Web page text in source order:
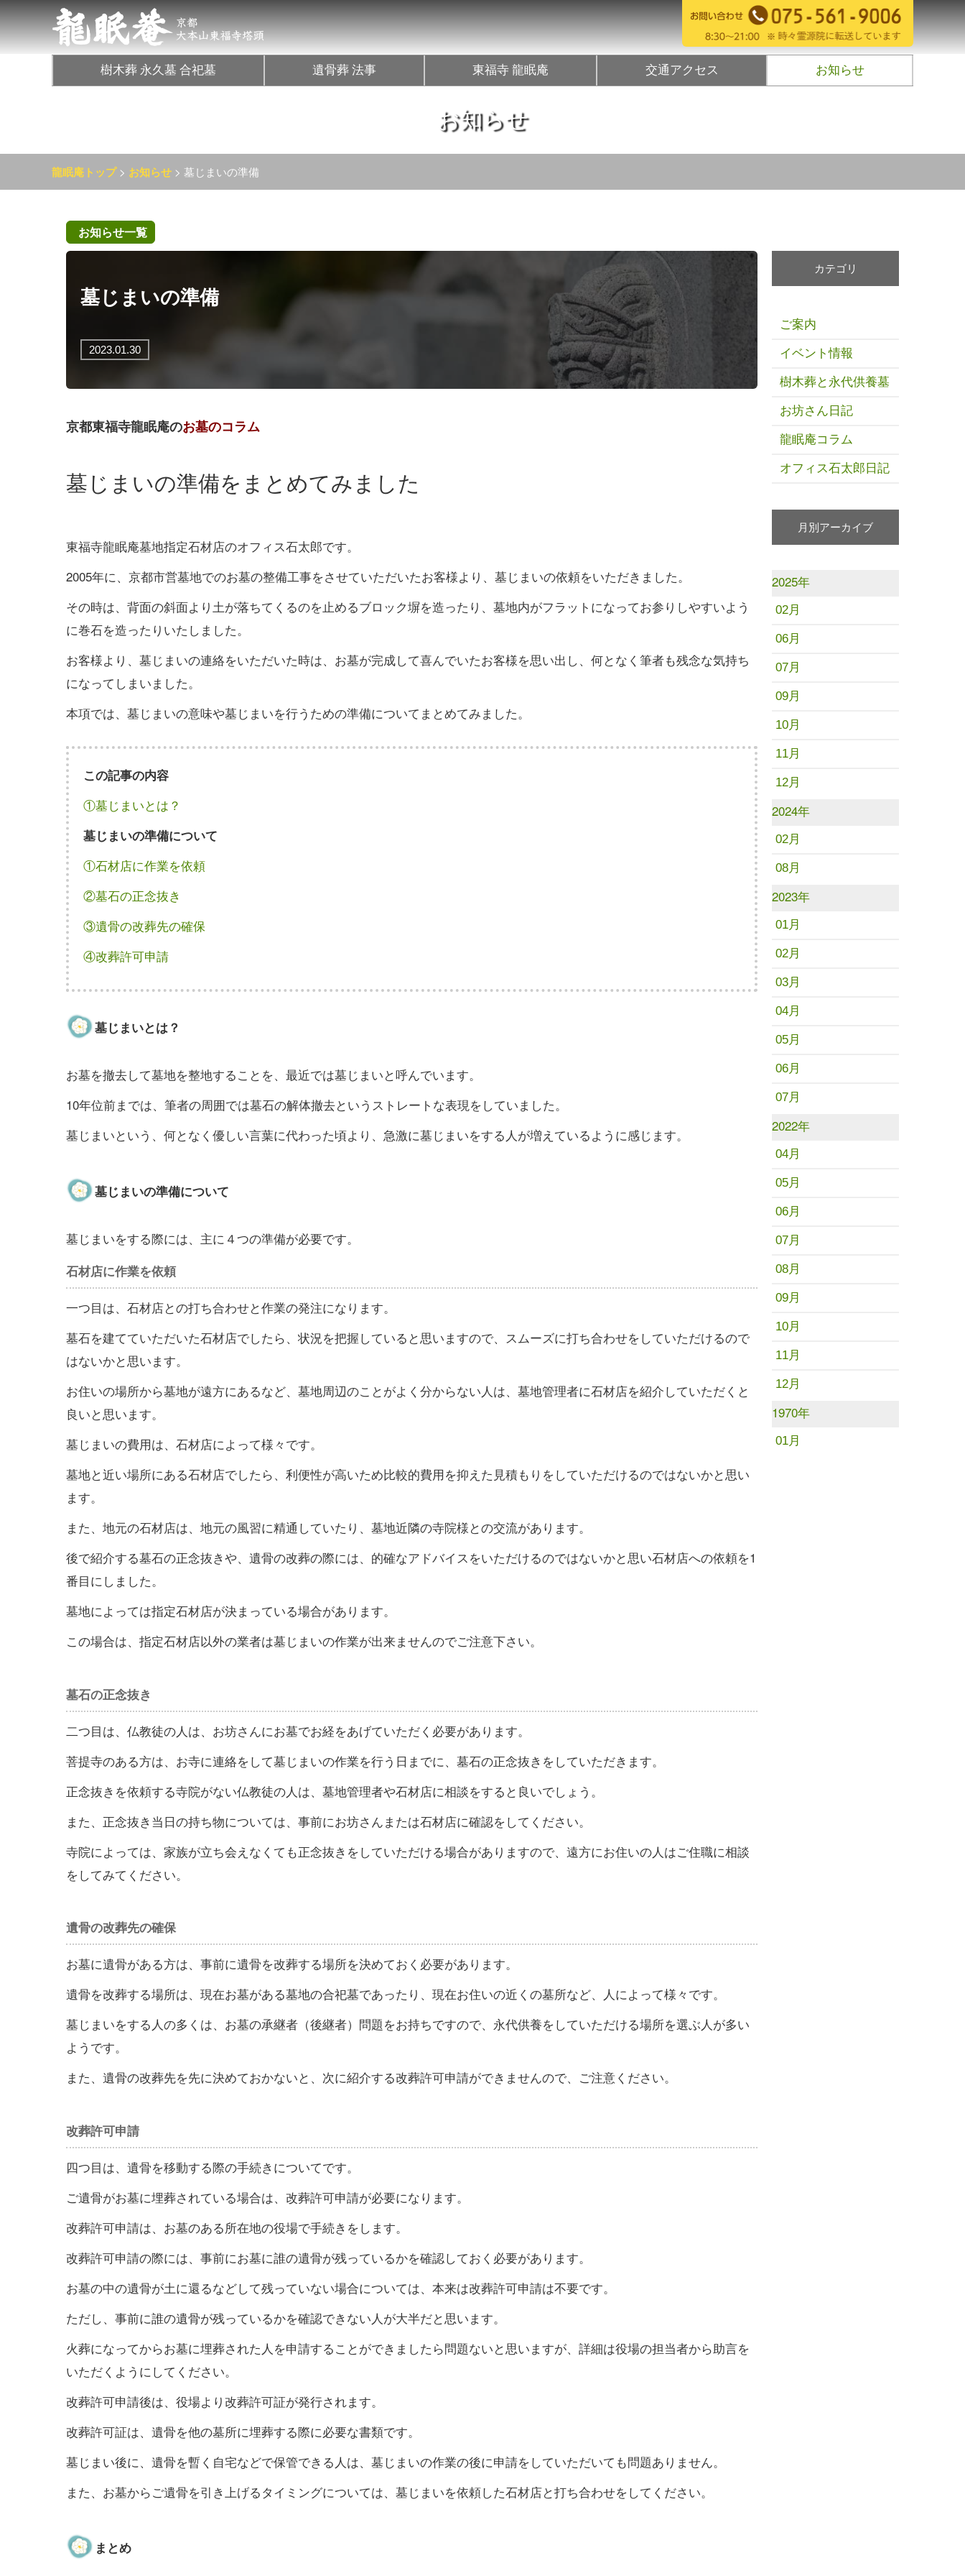
樹木葬 永久墓 合祀墓 遺骨葬 法事 東福寺 龍眠庵 交通アクセス お知らせ
お知らせ
龍眠庵トップ> お知らせ > 墓じまいの準備
お知らせ一覧
墓じまいの準備
2023.01.30
京都東福寺龍眠庵のお墓のコラム
墓じまいの準備をまとめてみました
東福寺龍眠庵墓地指定石材店のオフィス石太郎です。
2005年に、京都市営墓地でのお墓の整備工事をさせていただいたお客様より、墓じまいの依頼をいただきました。
その時は、背面の斜面より土が落ちてくるのを止めるブロック塀を造ったり、墓地内がフラットになってお参りしやすいよう
に巻石を造ったりいたしました。
お客様より、墓じまいの連絡をいただいた時は、お墓が完成して喜んでいたお客様を思い出し、何となく筆者も残念な気持ち
になってしまいました。
本項では、墓じまいの意味や墓じまいを行うための準備についてまとめてみました。
この記事の内容
①墓じまいとは？
墓じまいの準備について
①石材店に作業を依頼
②墓石の正念抜き
③遺骨の改葬先の確保
④改葬許可申請
墓じまいとは？
お墓を撤去して墓地を整地することを、最近では墓じまいと呼んでいます。
10年位前までは、筆者の周囲では墓石の解体撤去というストレートな表現をしていました。
墓じまいという、何となく優しい言葉に代わった頃より、急激に墓じまいをする人が増えているように感じます。
墓じまいの準備について
墓じまいをする際には、主に４つの準備が必要です。
石材店に作業を依頼
一つ目は、石材店との打ち合わせと作業の発注になります。
墓石を建てていただいた石材店でしたら、状況を把握していると思いますので、スムーズに打ち合わせをしていただけるので
はないかと思います。
お住いの場所から墓地が遠方にあるなど、墓地周辺のことがよく分からない人は、墓地管理者に石材店を紹介していただくと
良いと思います。
墓じまいの費用は、石材店によって様々です。
墓地と近い場所にある石材店でしたら、利便性が高いため比較的費用を抑えた見積もりをしていただけるのではないかと思い
ます。
また、地元の石材店は、地元の風習に精通していたり、墓地近隣の寺院様との交流があります。
後で紹介する墓石の正念抜きや、遺骨の改葬の際には、的確なアドバイスをいただけるのではないかと思い石材店への依頼を1
番目にしました。
墓地によっては指定石材店が決まっている場合があります。
この場合は、指定石材店以外の業者は墓じまいの作業が出来ませんのでご注意下さい。
墓石の正念抜き
二つ目は、仏教徒の人は、お坊さんにお墓でお経をあげていただく必要があります。
菩提寺のある方は、お寺に連絡をして墓じまいの作業を行う日までに、墓石の正念抜きをしていただきます。
正念抜きを依頼する寺院がない仏教徒の人は、墓地管理者や石材店に相談をすると良いでしょう。
また、正念抜き当日の持ち物については、事前にお坊さんまたは石材店に確認をしてください。
寺院によっては、家族が立ち会えなくても正念抜きをしていただける場合がありますので、遠方にお住いの人はご住職に相談
をしてみてください。
遺骨の改葬先の確保
お墓に遺骨がある方は、事前に遺骨を改葬する場所を決めておく必要があります。
遺骨を改葬する場所は、現在お墓がある墓地の合祀墓であったり、現在お住いの近くの墓所など、人によって様々です。
墓じまいをする人の多くは、お墓の承継者（後継者）問題をお持ちですので、永代供養をしていただける場所を選ぶ人が多い
ようです。
また、遺骨の改葬先を先に決めておかないと、次に紹介する改葬許可申請ができませんので、ご注意ください。
改葬許可申請
四つ目は、遺骨を移動する際の手続きについてです。
ご遺骨がお墓に埋葬されている場合は、改葬許可申請が必要になります。
改葬許可申請は、お墓のある所在地の役場で手続きをします。
改葬許可申請の際には、事前にお墓に誰の遺骨が残っているかを確認しておく必要があります。
お墓の中の遺骨が土に還るなどして残っていない場合については、本来は改葬許可申請は不要です。
ただし、事前に誰の遺骨が残っているかを確認できない人が大半だと思います。
火葬になってからお墓に埋葬された人を申請することができましたら問題ないと思いますが、詳細は役場の担当者から助言を
いただくようにしてください。
改葬許可申請後は、役場より改葬許可証が発行されます。
改葬許可証は、遺骨を他の墓所に埋葬する際に必要な書類です。
墓じまい後に、遺骨を暫く自宅などで保管できる人は、墓じまいの作業の後に申請をしていただいても問題ありません。
また、お墓からご遺骨を引き上げるタイミングについては、墓じまいを依頼した石材店と打ち合わせをしてください。
まとめ
カテゴリ
ご案内
イベント情報
樹木葬と永代供養墓
お坊さん日記
龍眠庵コラム
オフィス石太郎日記
月別アーカイブ
2025年
02月
06月
07月
09月
10月
11月
12月
2024年
02月
08月
2023年
01月
02月
03月
04月
05月
06月
07月
2022年
04月
05月
06月
07月
08月
09月
10月
11月
12月
1970年
01月